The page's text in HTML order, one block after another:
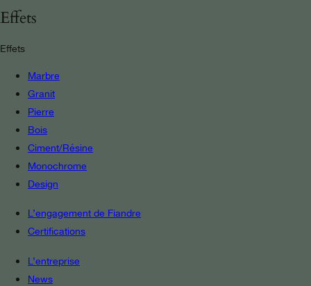
Effets
Effets
Marbre
Granit
Pierre
Bois
Ciment/Résine
Monochrome
Design
L’engagement de Fiandre
Certifications
L’entreprise
News